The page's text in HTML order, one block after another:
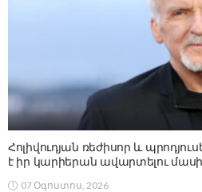
Հոլիվուդյան ռեժիսոր և
է իր կարիերան ավարտելու
07 Օգոստոս, 2026